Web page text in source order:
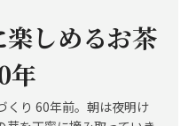
しめるお茶
年
くり 60年前。朝は夜明け